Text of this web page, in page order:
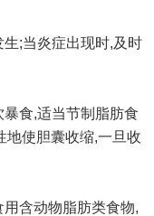
;当炎症出现时,及时
食,适当节制脂肪食
地使胆囊收缩,一旦收
含动物脂肪类食物,